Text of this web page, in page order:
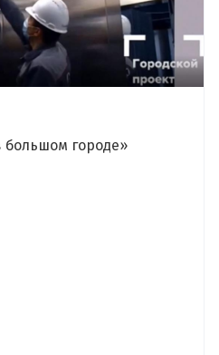
городе»